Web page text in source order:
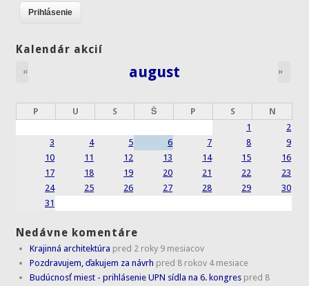
Kalendár akcií
august
« »
P U S Š P S
N
1
2
3
4 5 6 7 8
9
10
11 12 13 14 15
16
17
18 19 20 21 22
23
24
25 26 27 28 29
30
31
Nedávne komentáre
Krajinná architektúra pred 2 roky 9 mesiacov
Pozdravujem, ďakujem za návrh pred 8 rokov 4 mesiace
Budúcnosť miest - prihlásenie UPN sídla na 6. kongres pred 8